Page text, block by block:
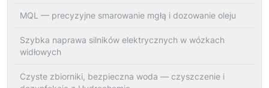
MQL — precyzyjne smarowanie mgłą i dozowanie oleju
Szybka naprawa silników elektrycznych w wózkach
widłowych
Czyste zbiorniki, bezpieczna woda — czyszczenie i